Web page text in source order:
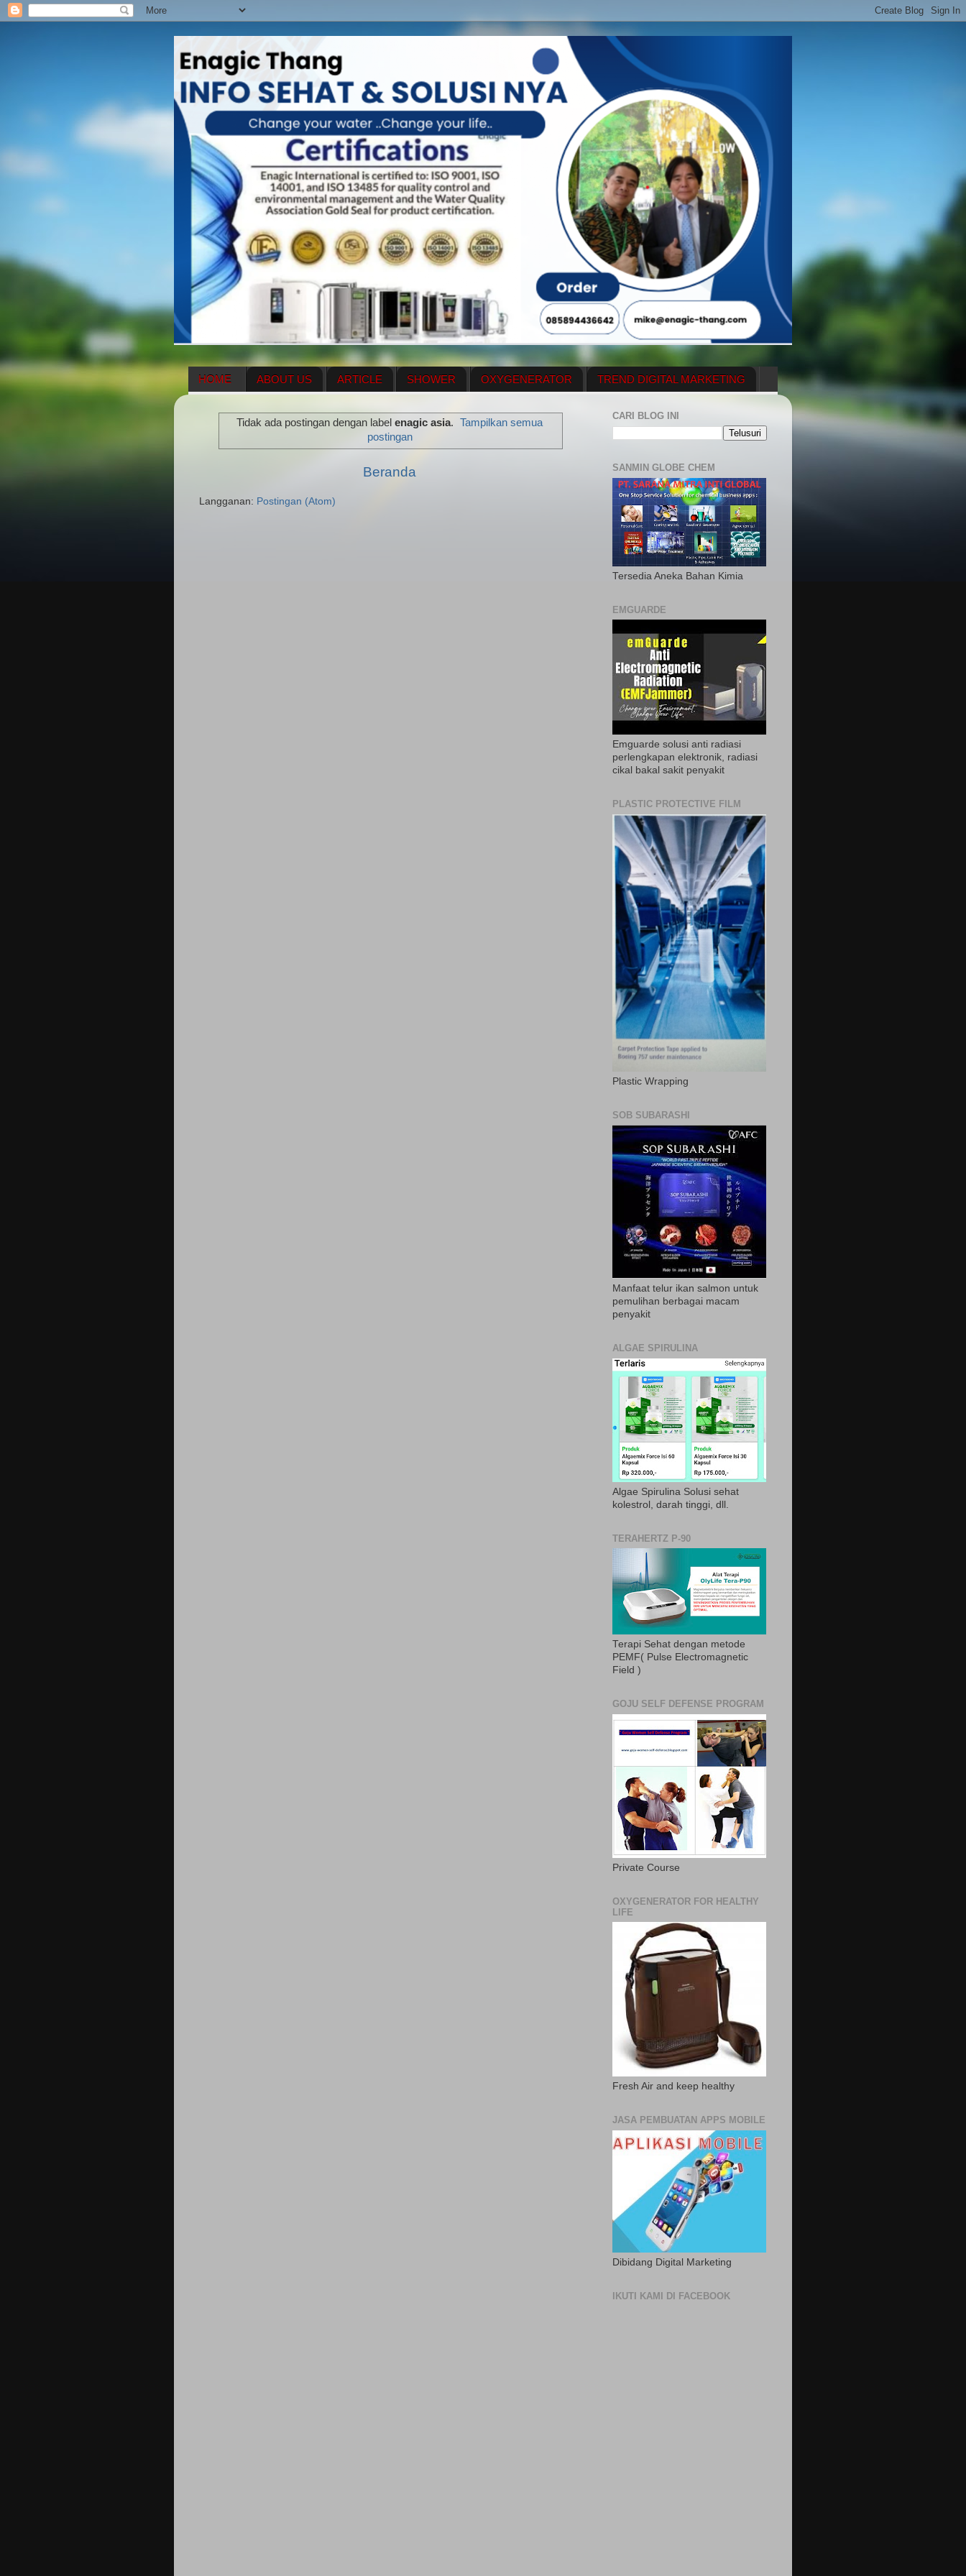
HOME ABOUT US ARTICLE SHOWER OXYGENERATOR TREND DIGITAL MARKETING
ENAGIC COMPENSATION PLAN MENUS
Tidak ada postingan dengan label enagic asia.
Tampilkan semua
postingan
Beranda
Langganan: Postingan (Atom)
CARI BLOG INI
SANMIN GLOBE CHEM
Tersedia Aneka Bahan Kimia
EMGUARDE
Emguarde solusi anti radiasi
perlengkapan elektronik, radiasi
cikal bakal sakit penyakit
PLASTIC PROTECTIVE FILM
Plastic Wrapping
SOB SUBARASHI
Manfaat telur ikan salmon untuk
pemulihan berbagai macam
penyakit
ALGAE SPIRULINA
Algae Spirulina Solusi sehat
kolestrol, darah tinggi, dll.
TERAHERTZ P-90
Terapi Sehat dengan metode
PEMF( Pulse Electromagnetic
Field )
GOJU SELF DEFENSE PROGRAM
Private Course
OXYGENERATOR FOR HEALTHY
LIFE
Fresh Air and keep healthy
JASA PEMBUATAN APPS MOBILE
Dibidang Digital Marketing
IKUTI KAMI DI FACEBOOK